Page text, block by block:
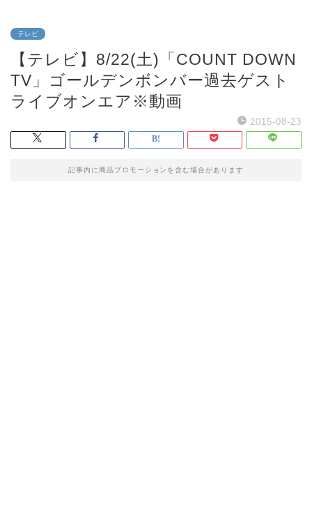
テレビ
【テレビ】8/22(土)「COUNT DOWN
TV」ゴールデンボンバー過去ゲスト
ライブオンエア※動画
2015-08-23
記事内に商品プロモーションを含む場合があります